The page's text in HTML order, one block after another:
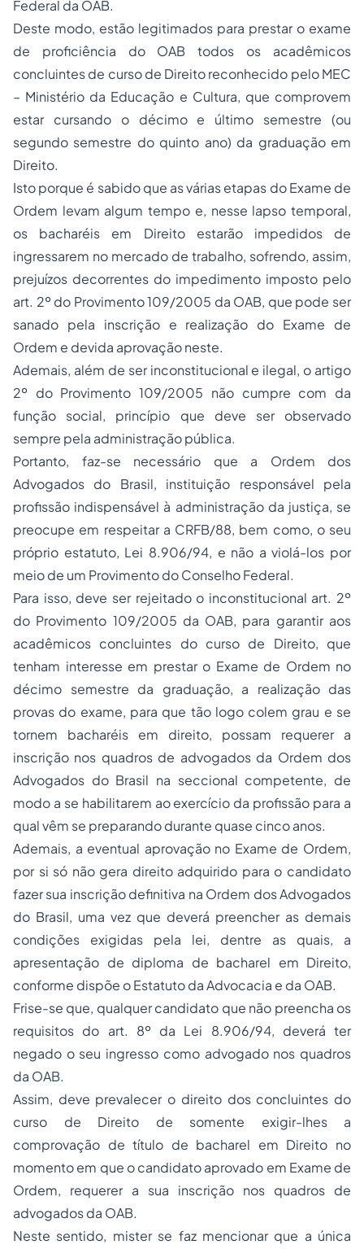
Federal da OAB.
Deste modo, estão legitimados para prestar o exame
de proficiência do OAB todos os acadêmicos
concluintes de curso de Direito reconhecido pelo MEC
– Ministério da Educação e Cultura, que comprovem
estar cursando o décimo e último semestre (ou
segundo semestre do quinto ano) da graduação em
Direito.
Isto porque é sabido que as várias etapas do Exame de
Ordem levam algum tempo e, nesse lapso temporal,
os bacharéis em Direito estarão impedidos de
ingressarem no mercado de trabalho, sofrendo, assim,
prejuízos decorrentes do impedimento imposto pelo
art. 2º do Provimento 109/2005 da OAB, que pode ser
sanado pela inscrição e realização do Exame de
Ordem e devida aprovação neste.
Ademais, além de ser inconstitucional e ilegal, o artigo
2º do Provimento 109/2005 não cumpre com da
função social, princípio que deve ser observado
sempre pela administração pública.
Portanto, faz-se necessário que a Ordem dos
Advogados do Brasil, instituição responsável pela
profissão indispensável à administração da justiça, se
preocupe em respeitar a CRFB/88, bem como, o seu
próprio estatuto, Lei 8.906/94, e não a violá-los por
meio de um Provimento do Conselho Federal.
Para isso, deve ser rejeitado o inconstitucional art. 2º
do Provimento 109/2005 da OAB, para garantir aos
acadêmicos concluintes do curso de Direito, que
tenham interesse em prestar o Exame de Ordem no
décimo semestre da graduação, a realização das
provas do exame, para que tão logo colem grau e se
tornem bacharéis em direito, possam requerer a
inscrição nos quadros de advogados da Ordem dos
Advogados do Brasil na seccional competente, de
modo a se habilitarem ao exercício da profissão para a
qual vêm se preparando durante quase cinco anos.
Ademais, a eventual aprovação no Exame de Ordem,
por si só não gera direito adquirido para o candidato
fazer sua inscrição definitiva na Ordem dos Advogados
do Brasil, uma vez que deverá preencher as demais
condições exigidas pela lei, dentre as quais, a
apresentação de diploma de bacharel em Direito,
conforme dispõe o Estatuto da Advocacia e da OAB.
Frise-se que, qualquer candidato que não preencha os
requisitos do art. 8º da Lei 8.906/94, deverá ter
negado o seu ingresso como advogado nos quadros
da OAB.
Assim, deve prevalecer o direito dos concluintes do
curso de Direito de somente exigir-lhes a
comprovação de título de bacharel em Direito no
momento em que o candidato aprovado em Exame de
Ordem, requerer a sua inscrição nos quadros de
advogados da OAB.
Neste sentido, mister se faz mencionar que a única